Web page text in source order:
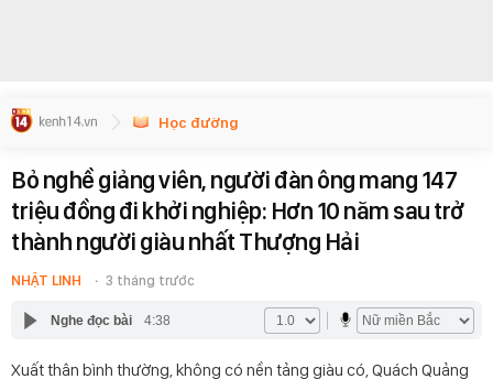
Học đường
Bỏ nghề giảng viên, người đàn ông mang 147
triệu đồng đi khởi nghiệp: Hơn 10 năm sau trở
thành người giàu nhất Thượng Hải
NHẬT LINH 3 tháng trước
Nghe đọc bài 4:38
Xuất thân bình thường, không có nền tảng giàu có, Quách Quảng